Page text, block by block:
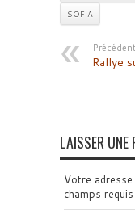
SOFIA
Rallye
LAISSER UNE
Votre
champs